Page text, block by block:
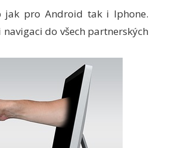
pro Android tak i Iphone.
do všech partnerských